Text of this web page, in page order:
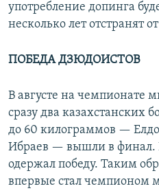
употребление допинга
несколько лет отстранят
ПОБЕДА ДЗЮДОИСТОВ
В августе на чемпионате
сразу два казахстанских
до 60 килограммов —
Ибраев — вышли в финал.
одержал победу. Таким
впервые стал чемпионом